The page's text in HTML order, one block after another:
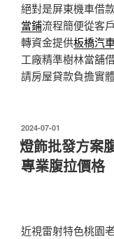
絕對是屏東機車借
當鋪流程簡便從客
轉資金提供板橋汽
工廠精準樹林當舖
請房屋貸款負擔實
發
佈
於
2024-07-01
燈飾批發方案
專業腹拉價格
近視雷射特色桃園